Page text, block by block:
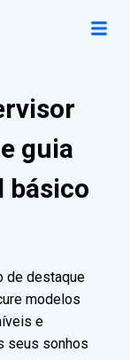
guia
básico
de destaque
modelos
e
seus sonhos